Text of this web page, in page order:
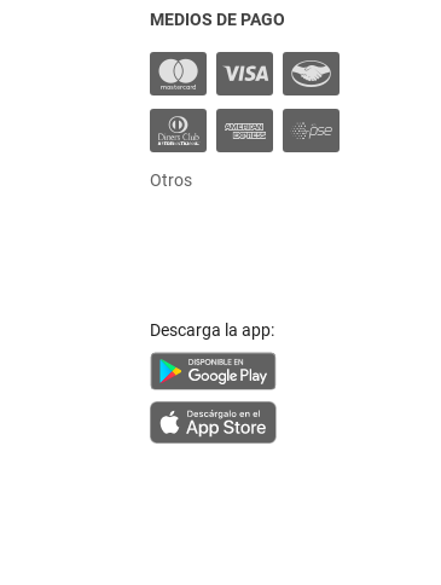
MEDIOS DE PAGO
Otros
Descarga la app: